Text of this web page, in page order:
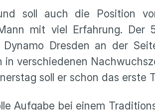
soll auch die Position
mit viel Erfahrung. Der
Dresden an der
in verschiedenen
soll er schon das erste
Aufgabe bei einem